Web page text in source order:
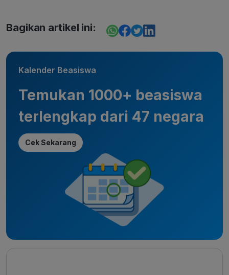
Bagikan artikel ini:
Kalender Beasiswa
Temukan 1000+ beasiswa
terlengkap dari 47 negara
Cek Sekarang